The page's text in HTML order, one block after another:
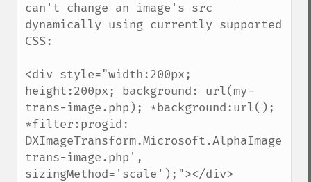
can't change an image's src
dynamically using currently supported
CSS:
<div style="width:200px;
height:200px; background: url(my-
trans-image.php); *background:url();
*filter:progid:
trans-image.php',
sizingMethod='scale');"></div>